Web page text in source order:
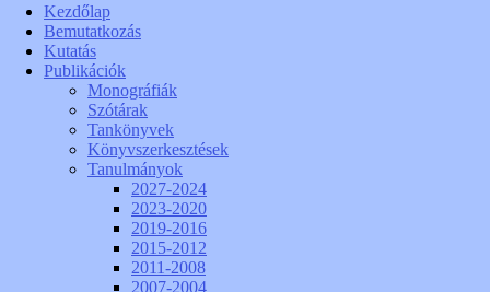
Kezdőlap
Bemutatkozás
Kutatás
Publikációk
Monográfiák
Szótárak
Tankönyvek
Könyvszerkesztések
Tanulmányok
2027-2024
2023-2020
2019-2016
2015-2012
2011-2008
2007-2004